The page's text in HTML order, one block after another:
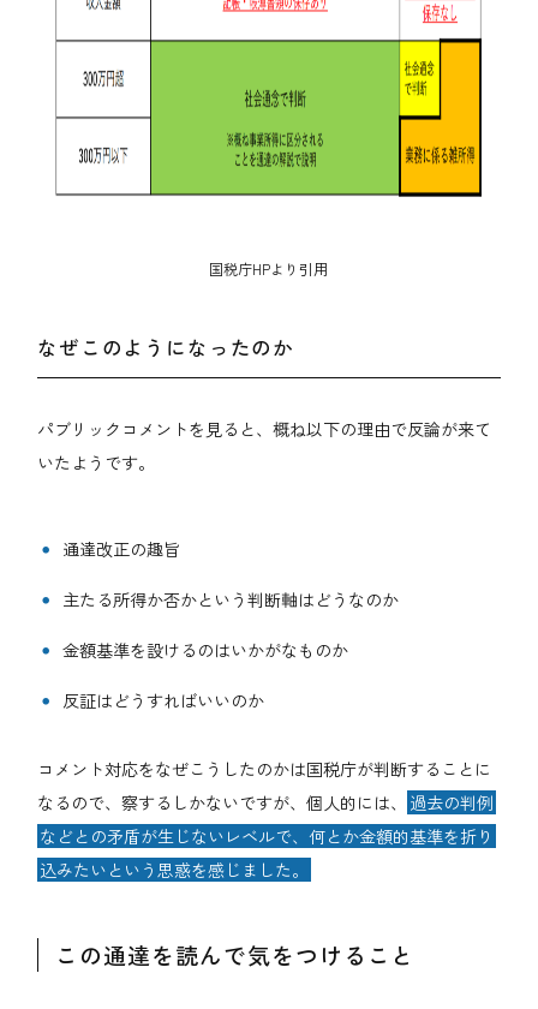
国税庁HPより引用
なぜこのようになったのか
パブリックコメントを見ると、概ね以下の理由で反論が来て
いたようです。
通達改正の趣旨
主たる所得か否かという判断軸はどうなのか
金額基準を設けるのはいかがなものか
反証はどうすればいいのか
コメント対応をなぜこうしたのかは国税庁が判断することに
なるので、察するしかないですが、個人的には、
過去の判例
などとの矛盾が生じないレベルで、何とか金額的基準を折り
込みたいという思惑を感じました。
この通達を読んで気をつけること